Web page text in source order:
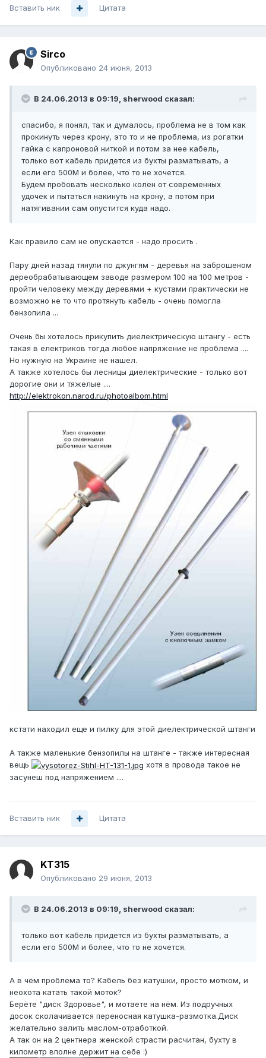
Вставить ник Цитата
Sirco
Опубликовано 24 июня, 2013
В 24.06.2013 в 09:19, sherwood сказал:
спасибо, я понял, так и думалось, проблема не в том как
прокинуть через крону, это то и не проблема, из рогатки
гайка с капроновой ниткой и потом за нее кабель,
только вот кабель придется из бухты разматывать, а
если его 500М и более, что то не хочется.
Будем пробовать несколько колен от современных
удочек и пытаться накинуть на крону, а потом при
натягивании сам опустится куда надо.
Как правило сам не опускается - надо просить .
Пару дней назад тянули по джунгям - деревья на заброшеном
дереобрабатывающем заводе размером 100 на 100 метров -
пройти человеку между деревями + кустами практически не
возможно не то что протянуть кабель - очень помогла
бензопила ...
Очень бы хотелось прикупить диелектрическую штангу - есть
такая в електриков тогда любое напряжение не проблема ....
Но нужную на Украине не нашел.
А также хотелось бы лесницы диелектрические - только вот
дорогие они и тяжелые ....
http://elektrokon.narod.ru/photoalbom.html
кстати находил еще и пилку для этой диелектрической штанги
А также маленькие бензопилы на штанге - также интересная
вещь
хотя в провода такое не
засунеш под напряжением ....
Вставить ник Цитата
KT315
Опубликовано 29 июня, 2013
В 24.06.2013 в 09:19, sherwood сказал:
только вот кабель придется из бухты разматывать, а
если его 500М и более, что то не хочется.
А в чём проблема то? Кабель без катушки, просто мотком, и
неохота катать такой моток?
Берёте "диск Здоровье", и мотаете на нём. Из подручных
досок сколачивается переносная катушка-размотка.Диск
желательно залить маслом-отработкой.
А так он на 2 центнера женской страсти расчитан, бухту в
километр вполне держит на себе :)